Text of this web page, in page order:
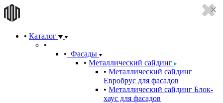
Каталог
Фасады
Металлический сайдинг
Металлический сайдинг
Евробрус для фасадов
Металлический сайдинг Блок-
хаус для фасадов